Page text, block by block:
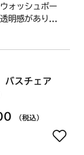
ォッシュボー
明感があり...
スチェア
（税込）